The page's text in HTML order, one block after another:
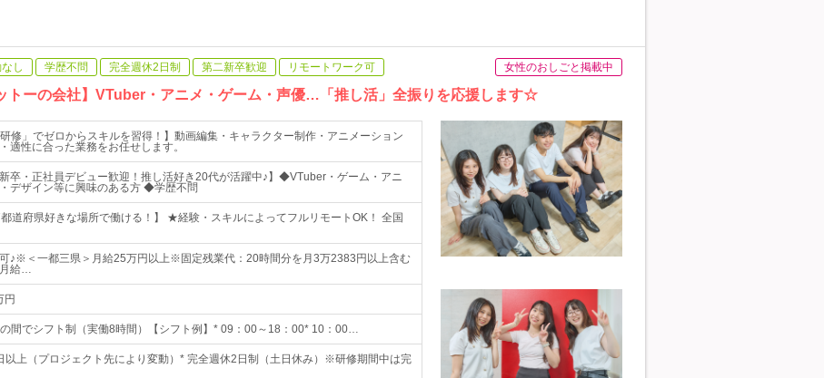
し 学歴不問 完全週休2日制 第二新卒歓迎 リモートワーク可 女性のおしごと掲載中
トーの会社】VTuber・アニメ・ゲーム・声優…「推し活」全振りを応援します☆
研修」でゼロからスキルを習得！】動画編集・キャラクター制作・アニメーション
適性に合った業務をお任せします。
新卒・正社員デビュー歓迎！推し活好き20代が活躍中♪】◆VTuber・ゲーム・アニ
デザイン等に興味のある方 ◆学歴不問
都道府県好きな場所で働ける！】 ★経験・スキルによってフルリモートOK！ 全国
♪※＜一都三県＞月給25万円以上※固定残業代：20時間分を月3万2383円以上含む
月給…
円
間でシフト制（実働8時間）【シフト例】* 09：00～18：00* 10：00…
以上（プロジェクト先により変動）* 完全週休2日制（土日休み）※研修期間中は完